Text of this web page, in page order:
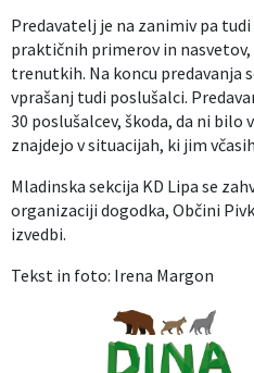
Predavatelj je na zanimiv pa
praktičnih primerov in
trenutkih. Na koncu predavanja
vprašanj tudi poslušalci.
30 poslušalcev, škoda, da ni bilo
znajdejo v situacijah, ki jim
Mladinska sekcija KD Lipa se
organizaciji dogodka, Občini
izvedbi.
Tekst in foto: Irena Margon